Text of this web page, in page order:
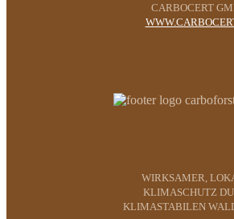
CARBOCERT
WIRKSAMER,
KLIMASCHUTZ
KLIMASTABILEN